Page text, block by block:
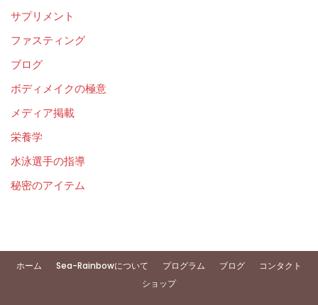
サプリメント
ファスティング
ブログ
ボディメイクの極意
メディア掲載
栄養学
水泳選手の指導
秘密のアイテム
ホーム Sea-Rainbowについて プログラム ブログ
コンタクト
ショップ